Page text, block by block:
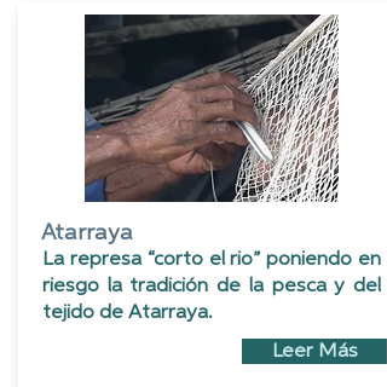
Atarraya
La represa “corto el rio” poniendo en
riesgo la tradición de la pesca y del
tejido de Atarraya.
Leer Más